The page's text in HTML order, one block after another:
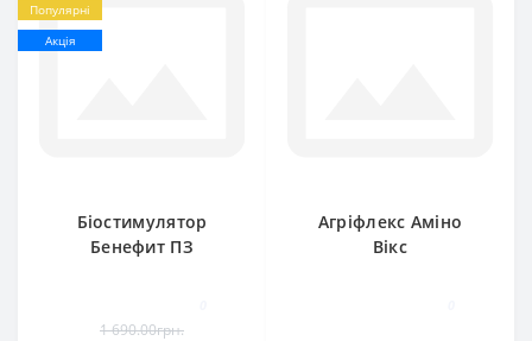
Популярні
Акція
Біостимулятор
Бенефит ПЗ
1 690.00грн.
Агріфлекс Аміно
Вікс